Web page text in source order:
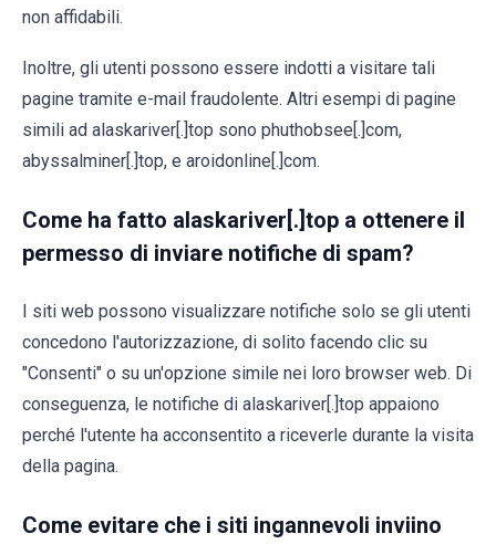
non affidabili.
Inoltre, gli utenti possono essere indotti a visitare tali
pagine tramite e-mail fraudolente. Altri esempi di pagine
simili ad alaskariver[.]top sono phuthobsee[.]com,
abyssalminer[.]top, e aroidonline[.]com.
Come ha fatto alaskariver[.]top a ottenere il
permesso di inviare notifiche di spam?
I siti web possono visualizzare notifiche solo se gli utenti
concedono l'autorizzazione, di solito facendo clic su
"Consenti" o su un'opzione simile nei loro browser web. Di
conseguenza, le notifiche di alaskariver[.]top appaiono
perché l'utente ha acconsentito a riceverle durante la visita
della pagina.
Come evitare che i siti ingannevoli inviino